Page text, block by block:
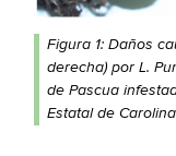
Figura 1: Daños
derecha) por L.
de Pascua
Estatal de